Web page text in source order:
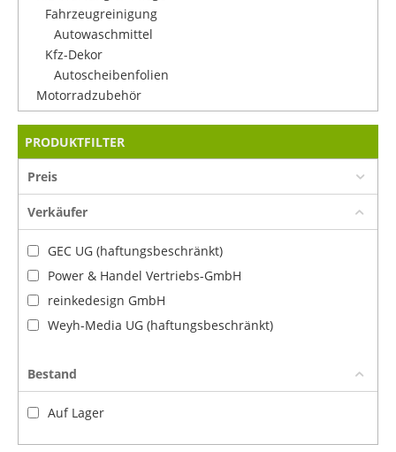
Fahrzeugreinigung
Autowaschmittel
Kfz-Dekor
Autoscheibenfolien
Motorradzubehör
PRODUKTFILTER
Preis
Verkäufer
GEC UG (haftungsbeschränkt)
Power & Handel Vertriebs-GmbH
reinkedesign GmbH
Weyh-Media UG (haftungsbeschränkt)
Bestand
Auf Lager